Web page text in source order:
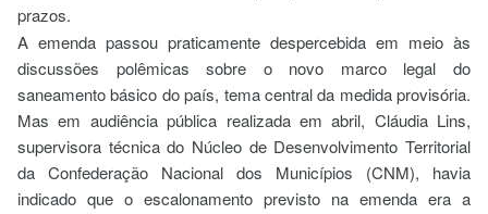
prazos.
A emenda passou praticamente despercebida em meio às
discussões polêmicas sobre o novo marco legal do
saneamento básico do país, tema central da medida provisória.
Mas em audiência pública realizada em abril, Cláudia Lins,
supervisora técnica do Núcleo de Desenvolvimento Territorial
da Confederação Nacional dos Municípios (CNM), havia
indicado que o escalonamento previsto na emenda era a